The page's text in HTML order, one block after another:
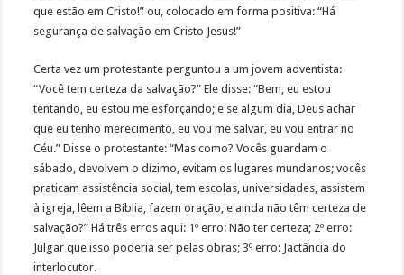
que estão em Cristo!” ou, colocado em forma positiva: “Há
segurança de salvação em Cristo Jesus!”
Certa vez um protestante perguntou a um jovem adventista:
“Você tem certeza da salvação?” Ele disse: “Bem, eu estou
tentando, eu estou me esforçando; e se algum dia, Deus achar
que eu tenho merecimento, eu vou me salvar, eu vou entrar no
Céu.” Disse o protestante: “Mas como? Vocês guardam o
sábado, devolvem o dízimo, evitam os lugares mundanos; vocês
praticam assistência social, tem escolas, universidades, assistem
à igreja, lêem a Bíblia, fazem oração, e ainda não têm certeza de
salvação?” Há três erros aqui: 1º erro: Não ter certeza; 2º erro:
Julgar que isso poderia ser pelas obras; 3º erro: Jactância do
interlocutor.